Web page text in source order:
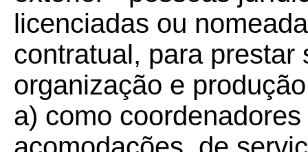
licenciadas ou
contratual, para
organização e
a) como